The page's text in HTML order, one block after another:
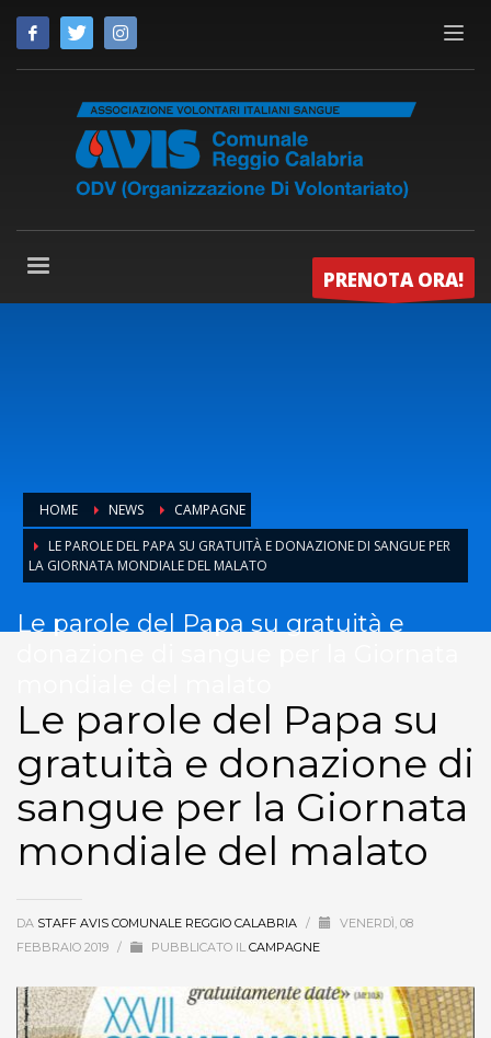
PRENOTA ORA!
HOME NEWS
CAMPAGNE
LE PAROLE DEL PAPA SU GRATUITÀ E DONAZIONE DI SANGUE PER
LA GIORNATA MONDIALE DEL MALATO
Le parole del Papa su gratuità e
Le parole del Papa su
gratuità e donazione di
sangue per la Giornata
mondiale del malato
DA STAFF AVIS COMUNALE REGGIO CALABRIA /
VENERDÌ, 08
FEBBRAIO 2019 / PUBBLICATO IL CAMPAGNE